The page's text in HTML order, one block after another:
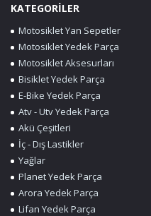
KATEGORİLER
Motosiklet Yan Sepetler
Motosiklet Yedek Parça
Motosiklet Aksesurları
Bisiklet Yedek Parça
E-Bike Yedek Parça
Atv - Utv Yedek Parça
Akü Çeşitleri
İç - Dış Lastikler
Yağlar
Planet Yedek Parça
Arora Yedek Parça
Lifan Yedek Parça